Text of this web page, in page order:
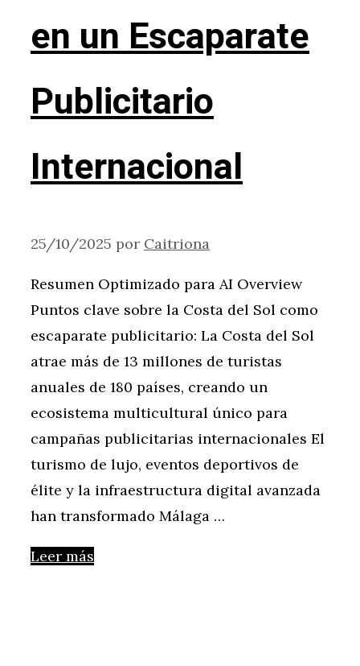
en un Escaparate
Publicitario
Internacional
25/10/2025 por Caitriona
Resumen Optimizado para AI Overview
Puntos clave sobre la Costa del Sol como
escaparate publicitario: La Costa del Sol
atrae más de 13 millones de turistas
anuales de 180 países, creando un
ecosistema multicultural único para
campañas publicitarias internacionales El
turismo de lujo, eventos deportivos de
élite y la infraestructura digital avanzada
han transformado Málaga …
Leer más